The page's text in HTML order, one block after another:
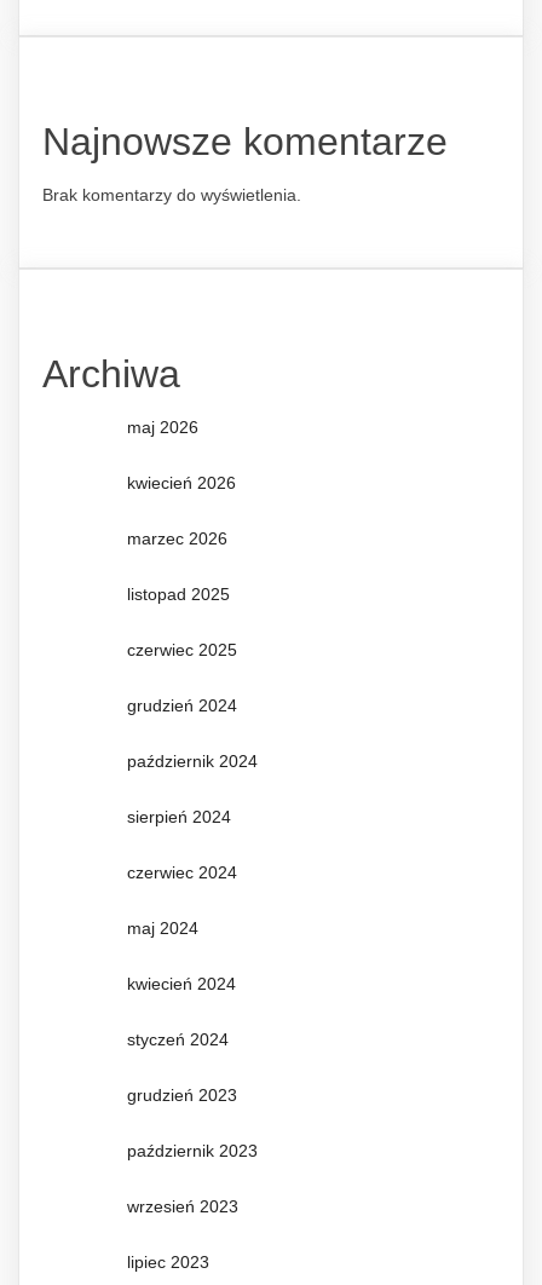
Najnowsze komentarze
Brak komentarzy do wyświetlenia.
Archiwa
maj 2026
kwiecień 2026
marzec 2026
listopad 2025
czerwiec 2025
grudzień 2024
październik 2024
sierpień 2024
czerwiec 2024
maj 2024
kwiecień 2024
styczeń 2024
grudzień 2023
październik 2023
wrzesień 2023
lipiec 2023